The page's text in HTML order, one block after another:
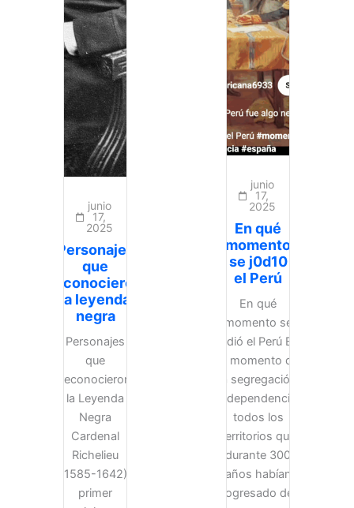
junio
17,
2025
En qué
momento
se j0d10
el Perú
En qué
momento se
jodió el Perú En
el momento de
la segregación
(independencia),
todos los
territorios que
durante 300
años habían
progresado de...
junio
17,
2025
Personajes
que
reconocieron
la leyenda
negra
Personajes
que
reconocieron
la Leyenda
Negra
Cardenal
Richelieu
(1585-1642),
primer